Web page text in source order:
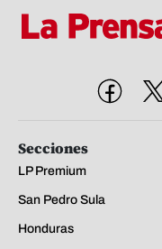
Secciones
LP Premium
San Pedro Sula
Honduras